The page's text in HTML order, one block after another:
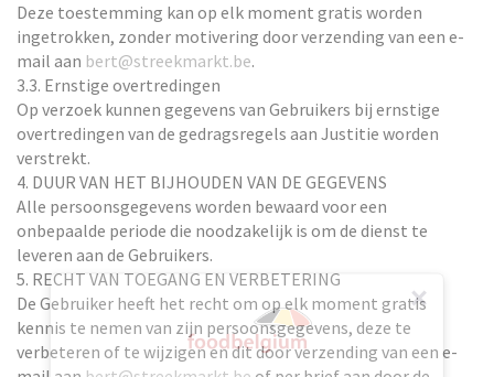
Deze toestemming kan op elk moment gratis worden
ingetrokken, zonder motivering door verzending van een e-
mail aan bert@streekmarkt.be.
3.3. Ernstige overtredingen
Op verzoek kunnen gegevens van Gebruikers bij ernstige
overtredingen van de gedragsregels aan Justitie worden
verstrekt.
4. DUUR VAN HET BIJHOUDEN VAN DE GEGEVENS
Alle persoonsgegevens worden bewaard voor een
onbepaalde periode die noodzakelijk is om de dienst te
leveren aan de Gebruikers.
5. RECHT VAN TOEGANG EN VERBETERING
De Gebruiker heeft het recht om op elk moment gratis
kennis te nemen van zijn persoonsgegevens, deze te
verbeteren of te wijzigen en dit door verzending van een e-
×